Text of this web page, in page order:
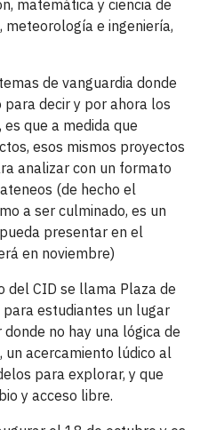
matemática y ciencia de
e ingeniería,
de vanguardia donde
decir y por ahora los
que a medida que
esos mismos proyectos
analizar con un formato
(de hecho el
a ser culminado, es un
presentar en el
en noviembre)
del CID se llama Plaza de
estudiantes un lugar
no hay una lógica de
acercamiento lúdico al
para explorar, y que
y acceso libre.